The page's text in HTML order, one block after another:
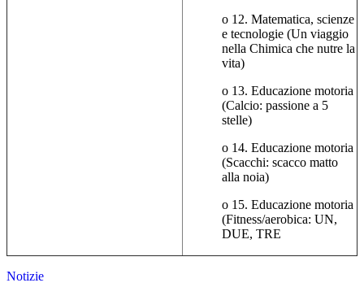
o 12. Matematica, scienze
e tecnologie (Un viaggio
nella Chimica che nutre la
vita)
o 13. Educazione motoria
(Calcio: passione a 5
stelle)
o 14. Educazione motoria
(Scacchi: scacco matto
alla noia)
o 15. Educazione motoria
(Fitness/aerobica: UN,
DUE, TRE
Notizie